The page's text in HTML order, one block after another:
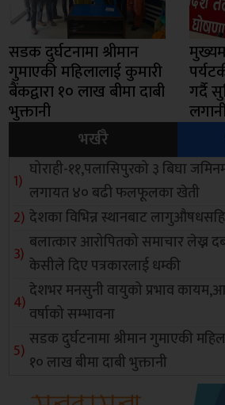
सडक दुर्घटनामा श्रीमान
गुमाएकी महिलालाई कुमारी
बैंकद्वारा १० लाख बीमा दाबी
भुक्तानी
गर्दै
भर्खरै
घोराही-११,पलासिपुरको ३ बिघा
लगायत ४० बढी फलफूलका खेती
देशका विभिन्न स्थानबाट
बलात्कार आरोपितको समाचार लेख्न
केसीले दिए पत्रकारलाई धम्की
देशभर मनसुनी वायुको प्रभाव
वर्षाको सम्भावना
सडक दुर्घटनामा श्रीमान गुमाएकी
१० लाख बीमा दाबी भुक्तानी